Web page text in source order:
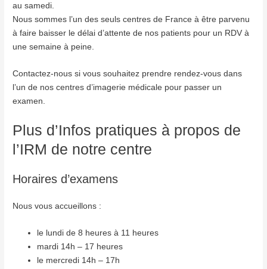
au samedi.
Nous sommes l’un des seuls centres de France à être parvenu
à faire baisser le délai d’attente de nos patients pour un RDV à
une semaine à peine.
Contactez-nous si vous souhaitez prendre rendez-vous dans
l’un de nos centres d’imagerie médicale pour passer un
examen.
Plus d’Infos pratiques à propos de
l’IRM de notre centre
Horaires d’examens
Nous vous accueillons :
le lundi de 8 heures à 11 heures
mardi 14h – 17 heures
le mercredi 14h – 17h